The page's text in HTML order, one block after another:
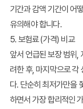
기간과 감액 기간이 어
유의해야 합니다.
5. 보험료 (가격) 비교
앞서 언급된 보장 범위,
려한 후, 마지막으로 각
다. 단순히 최저가만을
하면서 가장 합리적인